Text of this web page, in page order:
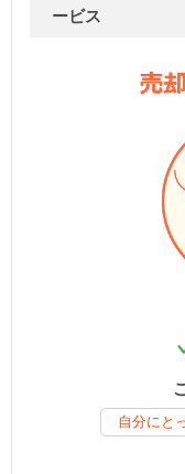
ービス
自分にと